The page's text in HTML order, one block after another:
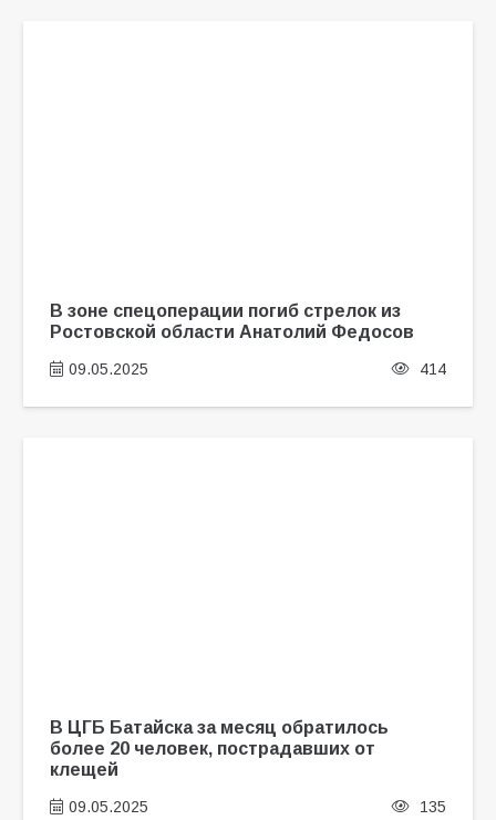
В зоне спецоперации погиб стрелок из
Ростовской области Анатолий Федосов
09.05.2025 414
В ЦГБ Батайска за месяц обратилось
более 20 человек, пострадавших от
клещей
09.05.2025 135